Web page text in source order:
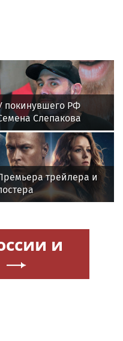
покинувшего РФ
Слепакова
еще две
в Москве
трейлера и
и